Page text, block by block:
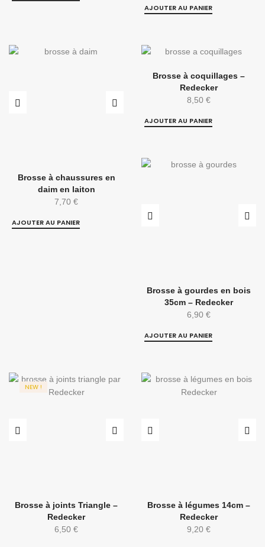
AJOUTER AU PANIER
Brosse à chaussures en
daim en laiton
7,70 €
AJOUTER AU PANIER
Brosse à coquillages –
Redecker
8,50 €
AJOUTER AU PANIER
Brosse à gourdes en bois
35cm – Redecker
6,90 €
AJOUTER AU PANIER
NEW !
Brosse à joints Triangle –
Redecker
6,50 €
Brosse à légumes 14cm –
Redecker
9,20 €